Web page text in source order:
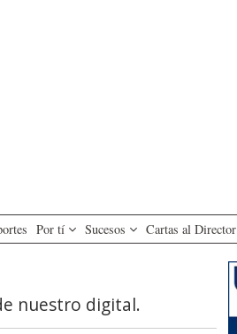
Por tí Sucesos Cartas al Director
nuestro digital.